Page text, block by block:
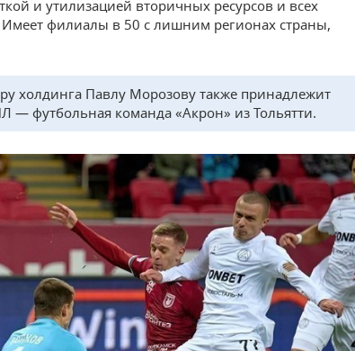
и утилизацией вторичных ресурсов и всех
филиалы в 50 с лишним регионах страны,
холдинга Павлу Морозову также принадлежит
— футбольная команда «Акрон» из Тольятти.